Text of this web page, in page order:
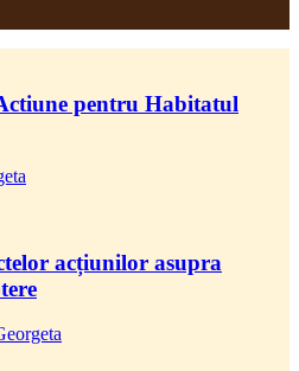
pentru Habitatul
acțiunilor asupra